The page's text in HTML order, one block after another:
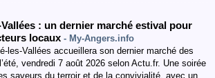
Vallées : un dernier marché estival pour
locaux - My-Angers.info
les-Vallées accueillera son dernier marché des
vendredi 7 août 2026 selon Actu.fr. Une soirée
saveurs du terroir et de la convivialité, avec un